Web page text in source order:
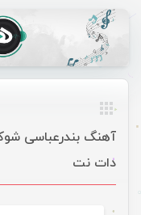
آهنگ بندرعباسی
دات نت